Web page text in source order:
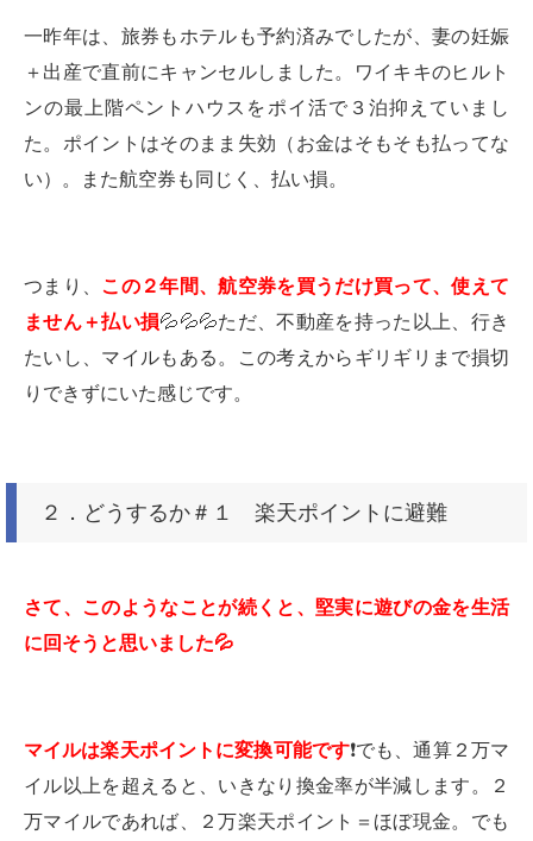
一昨年は、旅券もホテルも予約済みでしたが、妻の妊娠
＋出産で直前にキャンセルしました。ワイキキのヒルト
ンの最上階ペントハウスをポイ活で３泊抑えていまし
た。ポイントはそのまま失効（お金はそもそも払ってな
い）。また航空券も同じく、払い損。
つまり、 この２年間、航空券を買うだけ買って、使えて
ません＋払い損💦💦💦ただ、不動産を持った以上、行き
たいし、マイルもある。この考えからギリギリまで損切
りできずにいた感じです。
２．どうするか＃１ 楽天ポイントに避難
さて、このようなことが続くと、堅実に遊びの金を生活
に回そうと思いました💦
マイルは楽天ポイントに変換可能です❗️でも、通算２万マ
イル以上を超えると、いきなり換金率が半減します。２
万マイルであれば、２万楽天ポイント＝ほぼ現金。でも